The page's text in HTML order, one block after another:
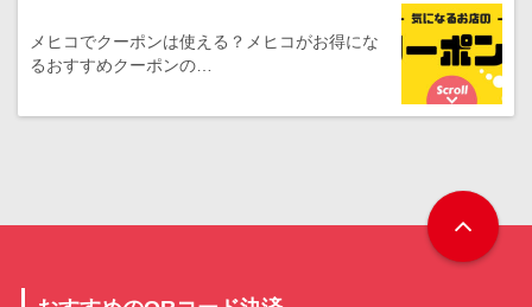
メヒコでクーポンは使える？メヒコがお得にな
るおすすめクーポンの…